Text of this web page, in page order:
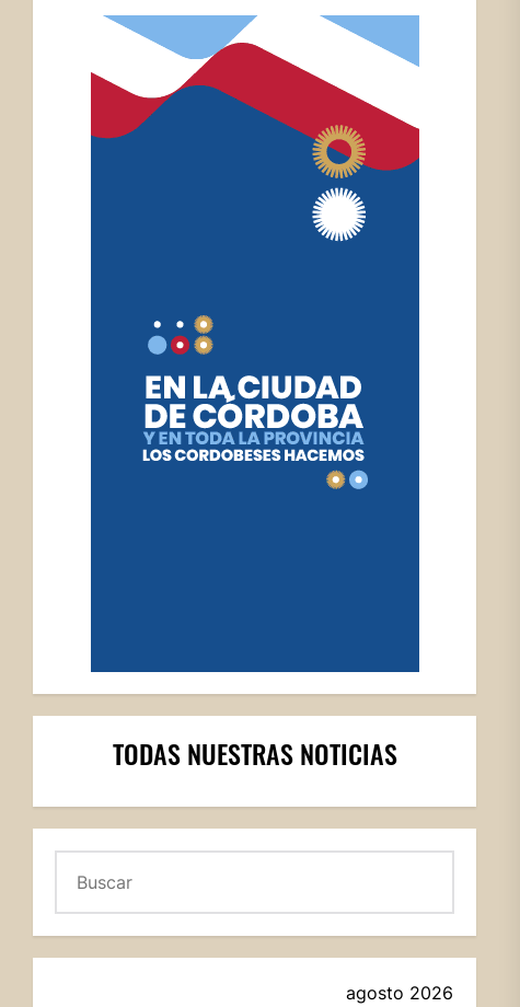
TODAS NUESTRAS NOTICIAS
agosto 2026